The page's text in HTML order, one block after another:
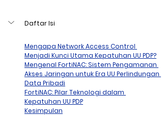
Daftar Isi
Mengapa Network Access Control
Menjadi Kunci Utama Kepatuhan UU PDP?
Mengenal FortiNAC: Sistem Pengamanan
Akses Jaringan untuk Era UU Perlindungan
Data Pribadi
FortiNAC: Pilar Teknologi dalam
Kepatuhan UU PDP
Kesimpulan